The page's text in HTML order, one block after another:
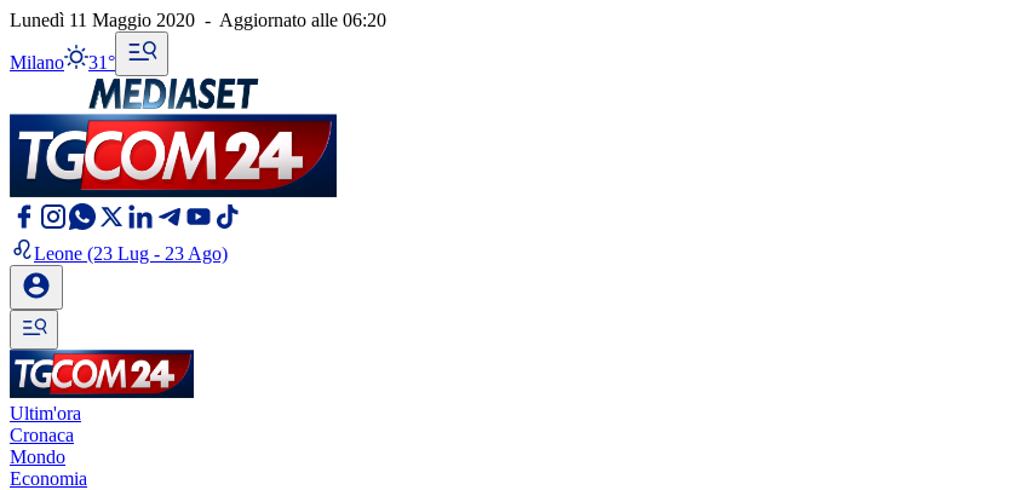
Lunedì 11 Maggio 2020 - Aggiornato alle 06:20
Milano 31°
Leone (23 Lug - 23 Ago)
Ultim'ora
Cronaca
Mondo
Economia